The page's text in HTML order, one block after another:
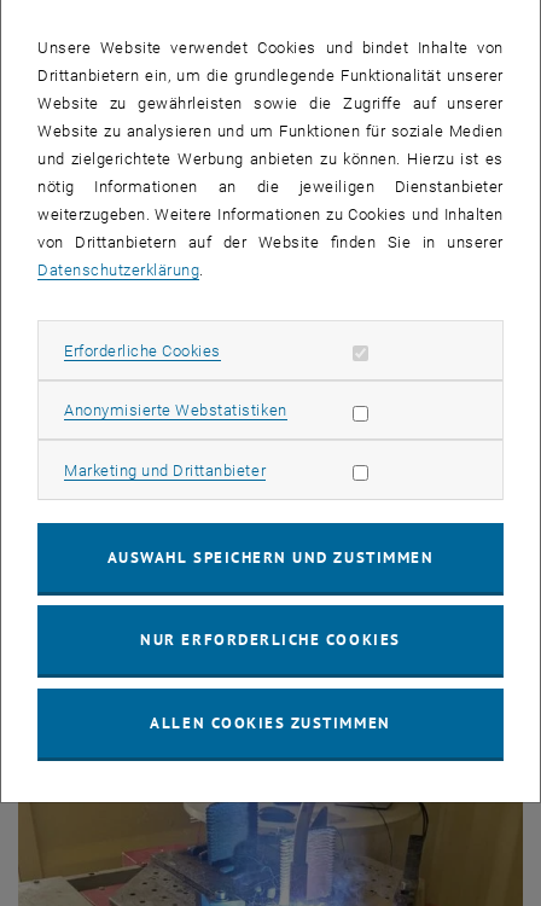
Subseiten von E349-
Subseiten von Institute
Subseiten von Studium
Fachschaft Maschinenbau und Verfahrenstechnik
Maschinenbaugebäude
1060 Wien
Telefon:+43 1 58801 49562
Webseite der Fachschaft, öffnet eine externe URL in einem
Unsere Website verwendet Cookies und bindet Inhalte von
Drittanbietern ein, um die grundlegende Funktionalität unserer
Website zu gewährleisten sowie die Zugriffe auf unserer
Website zu analysieren und um Funktionen für soziale Medien
und zielgerichtete Werbung anbieten zu können. Hierzu ist es
nötig Informationen an die jeweiligen Dienstanbieter
weiterzugeben. Weitere Informationen zu Cookies und Inhalten
von Drittanbietern auf der Website finden Sie in unserer
Datenschutzerklärung.
Erforderliche Cookies Erforderliche Cookies zulassen
Anonymisierte WebstatistikenStatistik Cookies zulassen
Marketing und DrittanbieterMarketing Cookies zulassen
AUSWAHL SPEICHERN UND ZUSTIMMEN
NUR ERFORDERLICHE COOKIES
ALLEN COOKIES ZUSTIMMEN